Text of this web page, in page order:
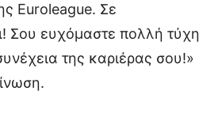
Euroleague. Σε
Σου ευχόμαστε πολλή τύχη
της καριέρας σου!»